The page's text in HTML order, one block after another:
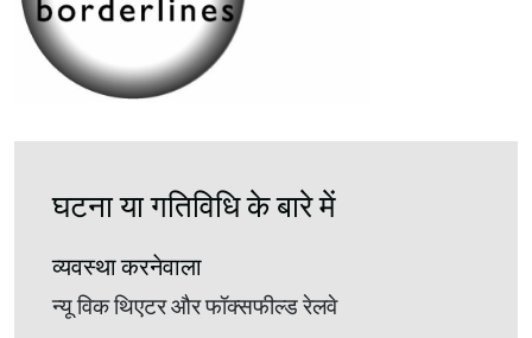
घटना या गतिविधि के बारे में
व्यवस्था करनेवाला
न्यू विक थिएटर और फॉक्सफील्ड रेलवे